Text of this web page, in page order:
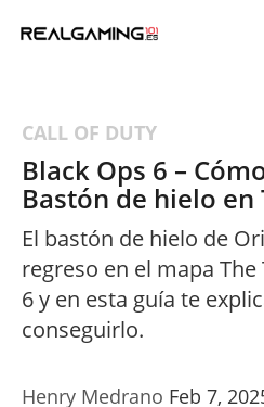
CALL OF DUTY
Black Ops 6 –
Bastón de hielo en
El bastón de hielo de
regreso en el mapa
6 y en esta guía te
conseguirlo.
Henry Medrano Feb 7,